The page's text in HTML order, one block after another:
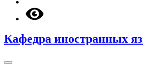
Кафедра иностранных